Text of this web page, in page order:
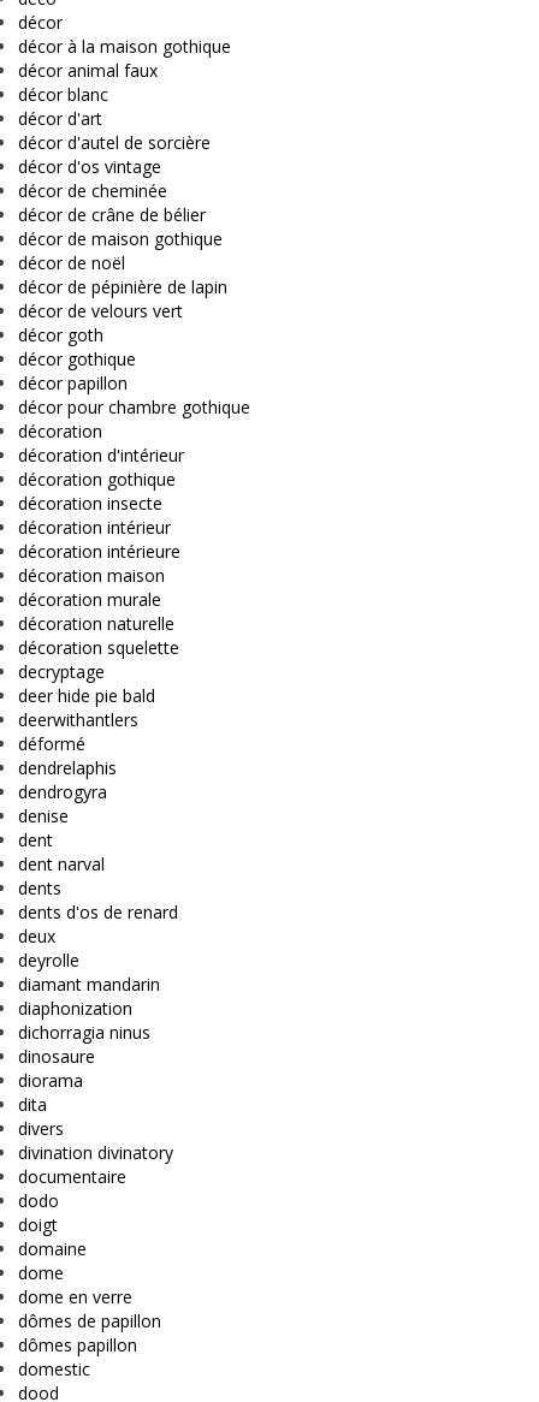
décor
décor à la maison gothique
décor animal faux
décor blanc
décor d'art
décor d'autel de sorcière
décor d'os vintage
décor de cheminée
décor de crâne de bélier
décor de maison gothique
décor de noël
décor de pépinière de lapin
décor de velours vert
décor goth
décor gothique
décor papillon
décor pour chambre gothique
décoration
décoration d'intérieur
décoration gothique
décoration insecte
décoration intérieur
décoration intérieure
décoration maison
décoration murale
décoration naturelle
décoration squelette
decryptage
deer hide pie bald
deerwithantlers
déformé
dendrelaphis
dendrogyra
denise
dent
dent narval
dents
dents d'os de renard
deux
deyrolle
diamant mandarin
diaphonization
dichorragia ninus
dinosaure
diorama
dita
divers
divination divinatory
documentaire
dodo
doigt
domaine
dome
dome en verre
dômes de papillon
dômes papillon
domestic
dood